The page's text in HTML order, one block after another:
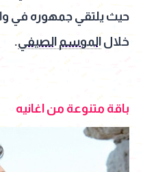
حيث يلتقي جمهوره في
خلال الموسم الصيفي.
باقة متنوعة من اغانيه